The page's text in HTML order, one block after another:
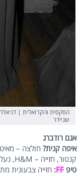
הסקסית והקז'ואלית |
שניידר
אגם רודברג
איפה קנית? חולצה –
קנטור, חזייה – H&M, נעליים – חנות ביהודה מכבי
טיפFF
: חזייה צבעונית